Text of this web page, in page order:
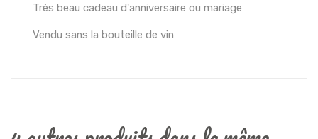
Très beau cadeau d'anniversaire ou mariage
Vendu sans la bouteille de vin